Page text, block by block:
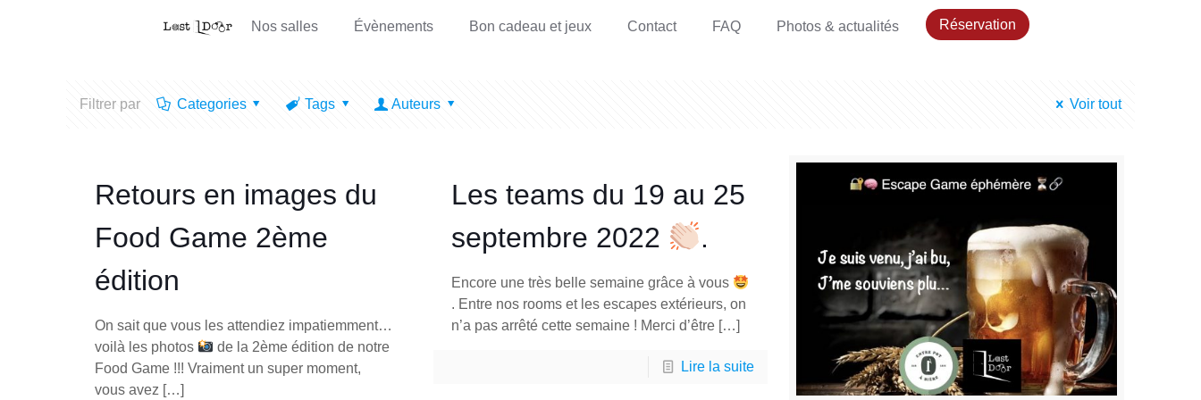
Nos salles Évènements Bon cadeau et jeux Contact FAQ Photos & actualités Réservation
Filtrer par Categories Tags Auteurs Voir tout
Retours en images du
Food Game 2ème
édition
On sait que vous les attendiez impatiemment…
voilà les photos
de la 2ème édition de notre
Food Game !!! Vraiment un super moment,
vous avez […]
Les teams du 19 au 25
septembre 2022
.
Encore une très belle semaine grâce à vous
. Entre nos rooms et les escapes extérieurs, on
n’a pas arrêté cette semaine ! Merci d’être[…]
Lire la suite